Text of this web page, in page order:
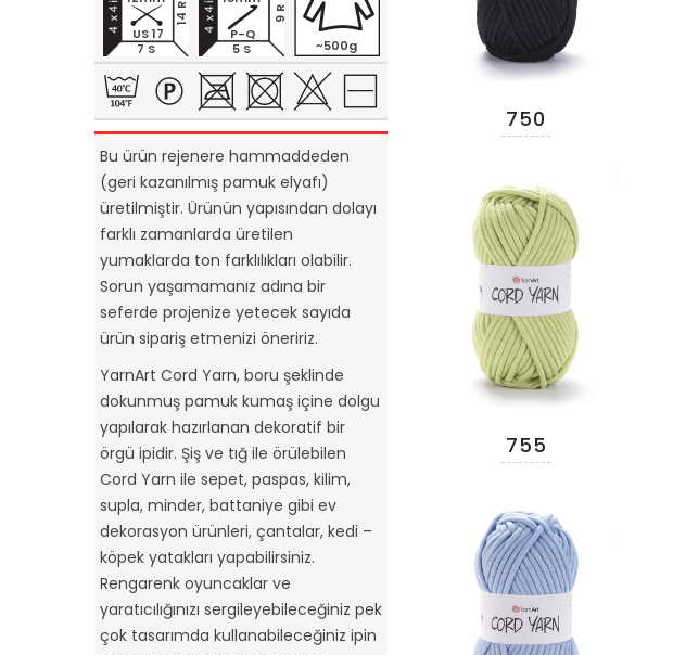
7 S
14 R
US 17
5 S
9 R
P-Q
~500g
Bu ürün rejenere hammaddeden
(geri kazanılmış pamuk elyafı)
üretilmiştir. Ürünün yapısından dolayı
farklı zamanlarda üretilen
yumaklarda ton farklılıkları olabilir.
Sorun yaşamamanız adına bir
seferde projenize yetecek sayıda
ürün sipariş etmenizi öneririz.
YarnArt Cord Yarn, boru şeklinde
dokunmuş pamuk kumaş içine dolgu
yapılarak hazırlanan dekoratif bir
örgü ipidir. Şiş ve tığ ile örülebilen
Cord Yarn ile sepet, paspas, kilim,
supla, minder, battaniye gibi ev
dekorasyon ürünleri, çantalar, kedi –
köpek yatakları yapabilirsiniz.
Rengarenk oyuncaklar ve
yaratıcılığınızı sergileyebileceğiniz pek
çok tasarımda kullanabileceğiniz ipin
750
755